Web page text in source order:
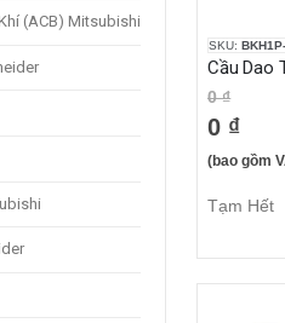
SKU:
0 ₫
0 ₫
(bao gồm
Tạm Hết
(ACB) Mitsubishi